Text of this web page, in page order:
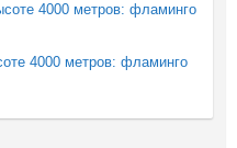
4000 метров: фламинго
4000 метров: фламинго